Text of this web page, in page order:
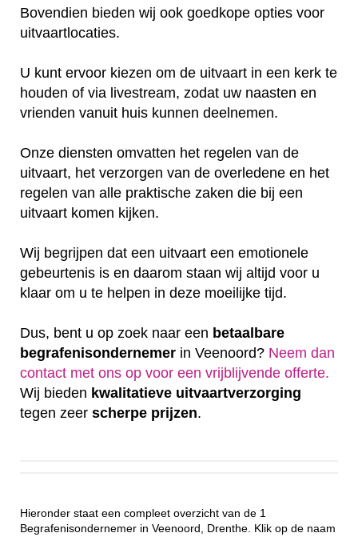
Bovendien bieden wij ook goedkope opties voor
uitvaartlocaties.
U kunt ervoor kiezen om de uitvaart in een kerk te
houden of via livestream, zodat uw naasten en
vrienden vanuit huis kunnen deelnemen.
Onze diensten omvatten het regelen van de
uitvaart, het verzorgen van de overledene en het
regelen van alle praktische zaken die bij een
uitvaart komen kijken.
Wij begrijpen dat een uitvaart een emotionele
gebeurtenis is en daarom staan wij altijd voor u
klaar om u te helpen in deze moeilijke tijd.
Dus, bent u op zoek naar een betaalbare
begrafenisondernemer in Veenoord? Neem dan
contact met ons op voor een vrijblijvende offerte‎.
Wij bieden kwalitatieve uitvaartverzorging
tegen zeer scherpe prijzen.
Hieronder staat een compleet overzicht van de 1
Begrafenisondernemer in Veenoord, Drenthe. Klik op de naam